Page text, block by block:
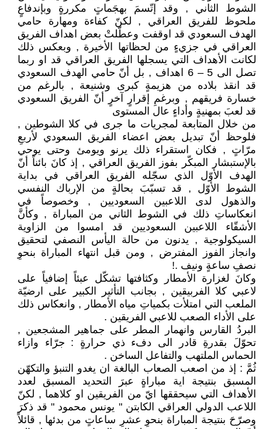
الشوط الثاني , وقد إتّسمَ بهجَماتٍ مكررةٍ وبإندفاعٍ
ملحوظ للفريق العراقي , لكنّ كفاءة ومهارة حامي
الهدف السعودي قد اوقفت وعطّلتْ بعض اهداف الفريق
العراقي في جزيءٍ من لحظاتها الأخيرة , وبعكس ذلك
لكانت الأهداف التي يسجلها الفريق العراقي قد او ربما
تصل الى 5 – 6 اهداف , بل أنّ حامي الهدف السعودي
قد انقذ بلاده من هزيمةٍ كبرى وشنيعة , بالرغم من
خسارة فريقهم , وبرغمِ إقرارٍ آخرٍ أنّ الفريق السعودي
قد لعبَ بمهنيةٍ وأداءٍ عال المستوى
من خلال المتابعة لمجريات ما جرى في كلا الشوطين ,
فلوحظ أنّ تبديل بعض اعضاء الفريق السعودي لأربعِ
مرّاتٍ , فكان استقراء ذلك يرنو ويومئ وحتى يوحي
بالإستبشار المبكّر بفوز الفريق العراقي , إذ كانَ بائناً أنّ
الهدف الأوّل الذي سجّله الفريق العراقي في بداية
الشوط الأوّل , قد تسبّبَ بحالةٍ من الإرباك النفسي
والذهول لدى اللاعبين السعوديين , وخصوصاً في
انعكاساتِ ذلك في الشوط الثاني من المباراة , وكأنَّ
الأشقّاء اللاعبين السعوديين قد امسوا من الزاوية
السيكولوجية , يدنون من حالة اليأس النصفي لتحقيق
وانجاز الفوز المفترض , ومن قبل انتهاء المباراة بنحوِ
نصفِ ساعةٍ ونيف .!
وكانَ لغزارة الأمطار وكثافتها تشكّل عبئاً إضافياً على
لاعبي كلا الفربيقين , بجانب التأثير الكبير على ارضيّة
الملعب التي امتلأت بكمياتِ مياه الأمطار , وانعكاس ذلك
على الأداء الصعب للاعبي الفريقين .
البردُ القارس وانهمار المطر على جماهير المشجعين ,
تحوّلَ بقدرةِ قادر الى دفء ذي حرارةٍ : جرّاء وازاء
الحماس الملتهب والتفاعل الساخن .
ثُمَّ : إذ من اصعب الصعاب البالغة ان يغدو التنبؤ والتكهّن
المسبق بنتيجة اية مباراةٍ عبرَ التحديد المسبق لعدد
الأهداف التي سيحققها ايّ من الفريقين او كلاهما , لكنّ
اللاعب الدولي العراقي الكابتن " يونس محمود " قد ذكرَ
وصرّحَ بنتيجة المباراة بنحوِ عشرِ ساعاتٍ من بدئها , قائلاً